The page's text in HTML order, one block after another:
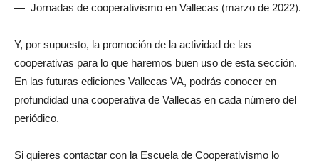
— Jornadas de cooperativismo en Vallecas (marzo de 2022).
Y, por supuesto, la promoción de la actividad de las
cooperativas para lo que haremos buen uso de esta sección.
En las futuras ediciones Vallecas VA, podrás conocer en
profundidad una cooperativa de Vallecas en cada número del
periódico.
Si quieres contactar con la Escuela de Cooperativismo lo